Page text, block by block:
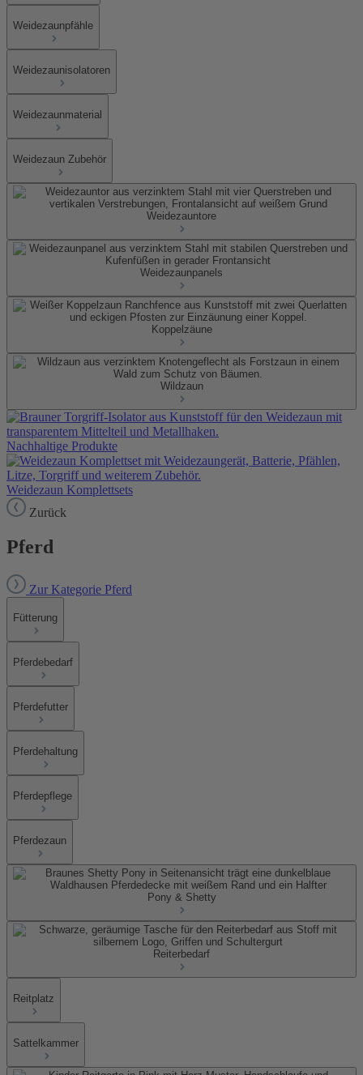
Weidezaunpfähle
Weidezaunisolatoren
Weidezaunmaterial
Weidezaun Zubehör
Weidezauntore
Weidezaunpanels
Koppelzäune
Wildzaun
Nachhaltige Produkte
Weidezaun Komplettsets
Zurück
Pferd
Zur Kategorie Pferd
Fütterung
Pferdebedarf
Pferdefutter
Pferdehaltung
Pferdepflege
Pferdezaun
Pony & Shetty
Reiterbedarf
Reitplatz
Sattelkammer